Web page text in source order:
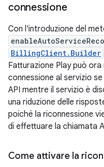
connessione
Con l'introduzione del
BillingClient.Builder
Fatturazione Play può
connessione al servizio
API mentre il servizio è
una riduzione delle
poiché la riconnessione
di effettuare la chiamata
Come attivare la